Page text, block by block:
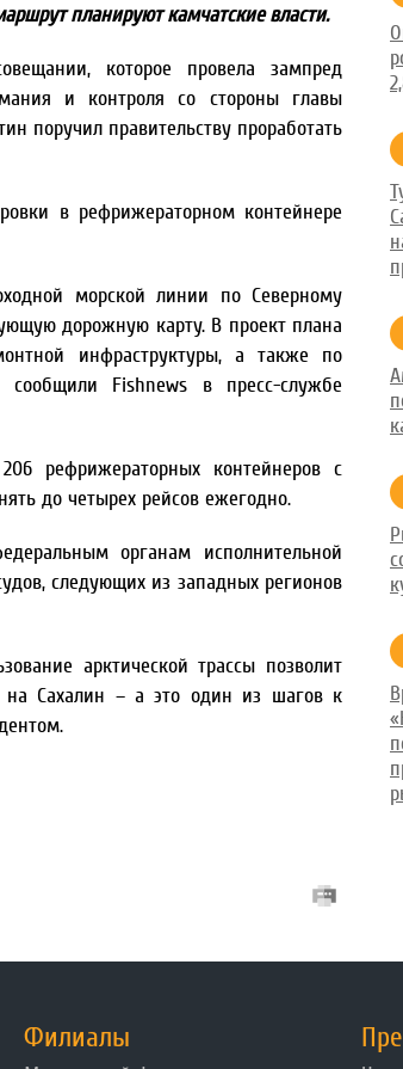
планируют камчатские власти.
которое провела зампред
и контроля со стороны главы
поручил правительству проработать
в рефрижераторном контейнере
морской линии по Северному
дорожную карту. В проект плана
инфраструктуры, а также по
Fishnews в пресс-службе
рефрижераторных контейнеров с
до четырех рейсов ежегодно.
органам исполнительной
следующих из западных регионов
арктической трассы позволит
на Сахалин – а это один из шагов к
Филиалы